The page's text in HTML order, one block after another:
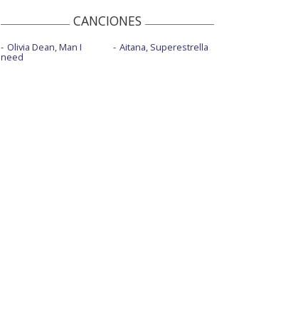
CANCIONES
Olivia Dean, Man I
need
Aitana, Superestrella